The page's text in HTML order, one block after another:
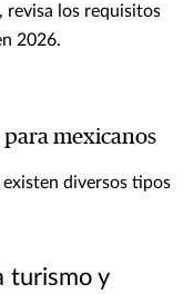
revisa los requisitos
2026.
mexicanos
diversos tipos
turismo y